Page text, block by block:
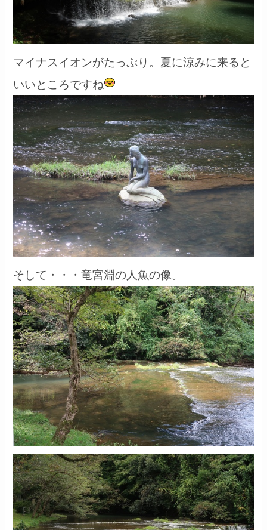
マイナスイオンがたっぷり。夏に涼みに来ると
いいところですね
そして・・・竜宮淵の人魚の像。